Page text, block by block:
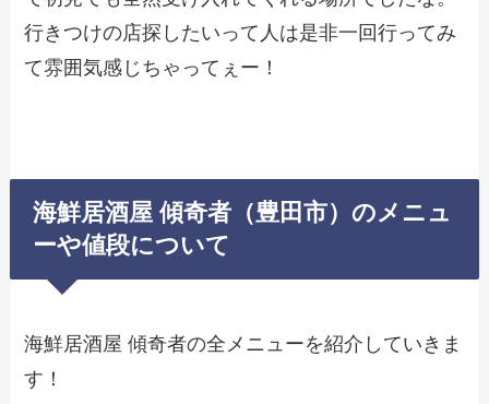
行きつけの店探したいって人は是非一回行ってみ
て雰囲気感じちゃってぇー！
海鮮居酒屋 傾奇者（豊田市）のメニュ
ーや値段について
海鮮居酒屋 傾奇者の全メニューを紹介していきま
す！